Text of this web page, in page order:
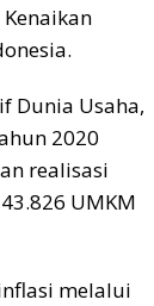
Dunia Usaha,
2020
realisasi
UMKM
melalui